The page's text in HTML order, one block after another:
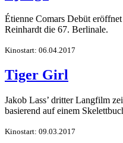
Étienne Comars Debüt
Reinhardt die 67. Berlinale.
Kinostart: 06.04.2017
Tiger Girl
Jakob Lass’ dritter Langfilm
basierend auf einem
Kinostart: 09.03.2017